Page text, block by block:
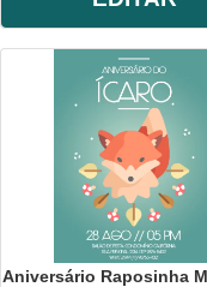
Aniversário Raposinha